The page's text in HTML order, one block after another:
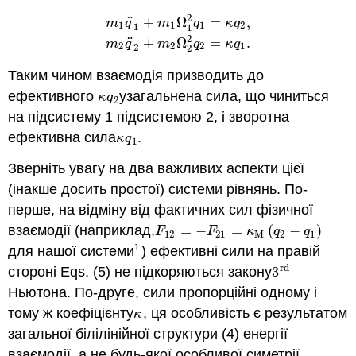
m1q
¨1 + m1 Ω2
1q1 = κq2,
m2q
¨2 + m2 Ω2
2q2 = κq1.
1q¨1 + 1Ω 12q q2 ,
Таким чином взаємодія призводить до
ефективного κq2
κq2узагальнена сила, що чиниться
на підсистему 1 підсистемою 2, і зворотна
ефективна силаκq1
κq1.
Зверніть увагу на два важливих аспекти цієї
(інакше досить простої) системи рівнянь. По-
перше, на відміну від фактичних сил фізичної
взаємодії (наприклад,F12 = −F21 = κM (q2 − q1)
F12 =−F21= κM(q2−q 1)
для нашої системи1
1) ефективні сили на правій
стороні Eqs. (5) не підкоряються закону3rd
3rd
Ньютона. По-друге, сили пропорційні одному і
тому ж коефіцієнтуκ
κ, ця особливість є результатом
загальної білілінійної структури (4) енергії